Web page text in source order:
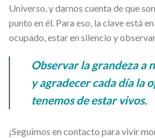
Universo, y darnos cuenta de que
punto en él. Para eso, la clave está
ocupado, estar en silencio y
Observar la grandeza a
y agradecer cada día la
tenemos de estar vivos.
¡Seguimos en contacto para vivir